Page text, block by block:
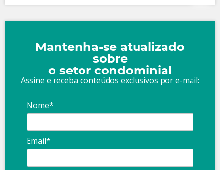
Mantenha-se atualizado
sobre
o setor condominial
Assine e receba conteúdos exclusivos por e-mail:
Nome*
Email*